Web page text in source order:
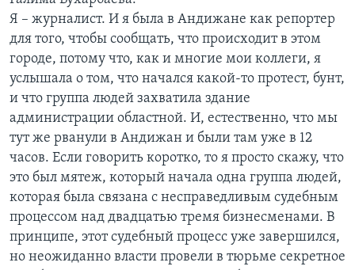
Я – журналист. И я была в Андижане как репортер
для того, чтобы сообщать, что происходит в этом
городе, потому что, как и многие мои коллеги, я
услышала о том, что начался какой-то протест, бунт,
и что группа людей захватила здание
администрации областной. И, естественно, что мы
тут же рванули в Андижан и были там уже в 12
часов. Если говорить коротко, то я просто скажу, что
это был мятеж, который начала одна группа людей,
которая была связана с несправедливым судебным
процессом над двадцатью тремя бизнесменами. В
принципе, этот судебный процесс уже завершился,
но неожиданно власти провели в тюрьме секретное